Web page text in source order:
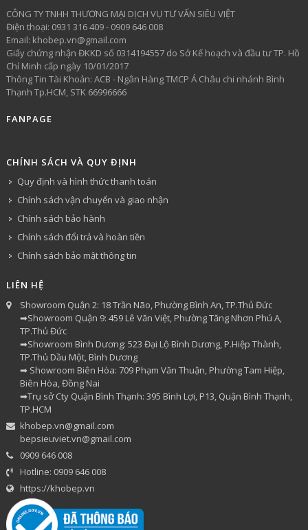
CÔNG TY TNHH THƯƠNG MẠI DỊCH VỤ TƯ VẤN SIÊU VIỆT
​Điện thoại: 0931 316 409 - 0909 646 008
Email: khobep.vn@gmail.com
Giấy chứng nhận ĐKKD số 0314194557 do Sở Kế hoạch và đầu tư TP. Hồ
Chí Minh cấp ngày 10/01/2017
Thông Tin Tài Khoản: ACB - Ngân Hàng TMCP Á Châu chi nhánh Bình
Thạnh Tp.HCM, STK 66996666
FANPAGE
CHÍNH SÁCH VÀ QUY ĐỊNH
Quy định và hình thức thanh toán
Chính sách vận chuyển và giao nhận
Chính sách bảo hành
Chính sách đổi trả và hoàn tiền
Chính sách bảo mật thông tin
LIÊN HỆ
Showroom Quận 2: 18 Trần Não, Phường Bình An, TP.Thủ Đức
➡Showroom Quận 9: 459 Lê Văn Việt, Phường Tăng Nhơn Phú A,
TP.Thủ Đức
➡Showroom Bình Dương: 523 Đại Lộ Bình Dương, P.Hiệp Thành,
TP.Thủ Dầu Một, Bình Dương
➡ Showroom Biên Hòa: 709 Phạm Văn Thuận, Phường Tam Hiệp,
Biên Hòa, Đồng Nai
➡Trụ sở Cty Quận Bình Thạnh: 395 Bình Lợi, P13, Quận Bình Thạnh,
TP.HCM
khobep.vn@gmail.com
bepsieuviet.vn@gmail.com
0909 646 008
Hotline: 0909 646 008
https://khobep.vn